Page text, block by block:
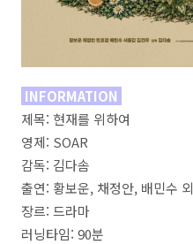
INFORMATION
제목: 현재를 위하여
영제: SOAR
감독: 김다솜
출연: 황보운, 채정안, 배민수 외
장르: 드라마
러닝타임: 90분